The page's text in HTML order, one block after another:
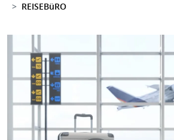
REISEBüRO